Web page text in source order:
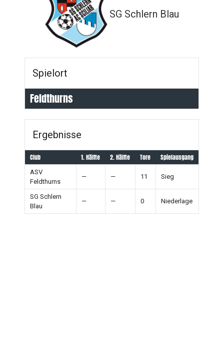
SG Schlern Blau
Spielort
Feldthurns
Ergebnisse
Club 1. Hälfte 2. Hälfte Tore Spielausgang
ASV
Feldthurns
— — 11 Sieg
SG Schlern
Blau
— — 0 Niederlage